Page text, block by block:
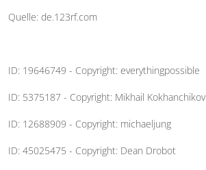
Quelle: de.123rf.com
ID: 19646749 - Copyright: everythingpossible
ID: 5375187 - Copyright: Mikhail Kokhanchikov
ID: 12688909 - Copyright: michaeljung
ID: 45025475 - Copyright: Dean Drobot